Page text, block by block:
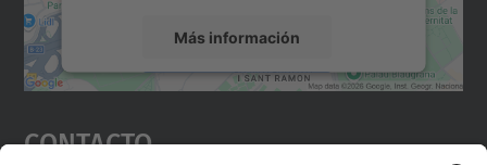
Más información
Aceptar
powered by
Contacto